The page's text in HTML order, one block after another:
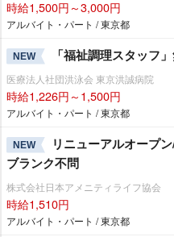
時給1,500円～3,000円
アルバイト・パート / 東京都
NEW 「福祉調理スタッフ
医療法人社団洪泳会 東京洪誠病院
時給1,226円～1,500円
アルバイト・パート / 東京都
NEW
リニューアルオープ
ブランク不問
株式会社日本アメニティライフ協会
時給1,510円
アルバイト・パート / 東京都